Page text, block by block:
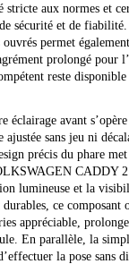
stricte aux normes et
sécurité et de
permet
prolongé pour
reste
éclairage avant
ajustée sans jeu ni
précis du phare
CADDY 2
lumineuse et la
ce composant
appréciable,
En parallèle, la
la pose sans